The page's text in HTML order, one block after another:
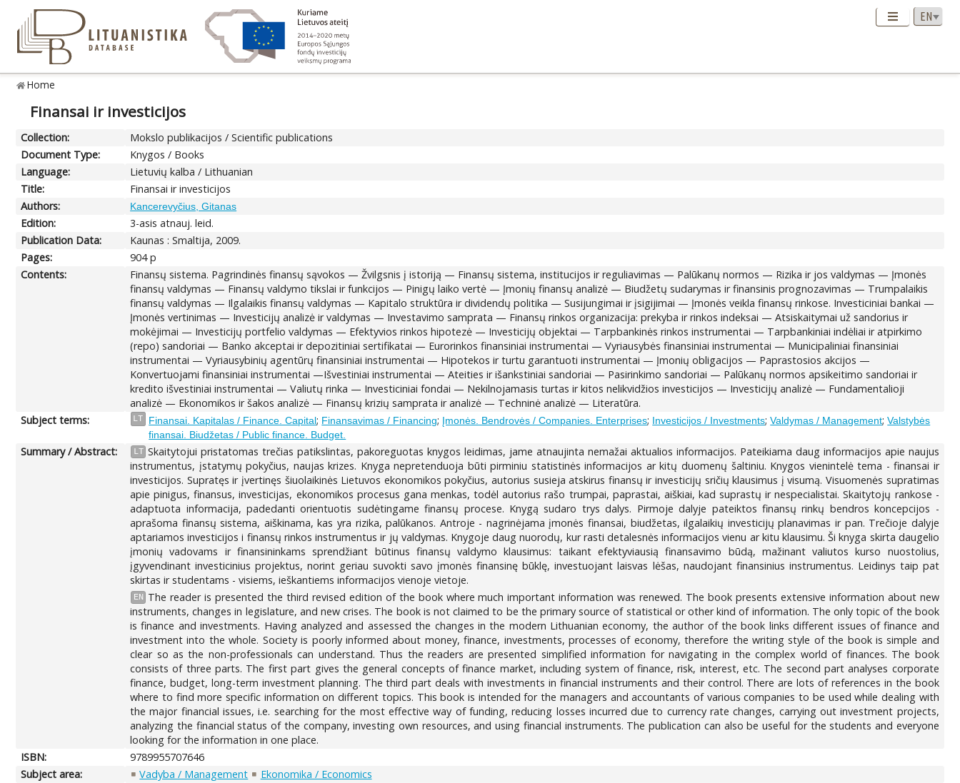
Home
Finansai ir investicijos
Collection:
Mokslo publikacijos / Scientific publications
Document Type:
Knygos / Books
Language:
Lietuvių kalba / Lithuanian
Title:
Finansai ir investicijos
Authors:
Kancerevyčius, Gitanas
Edition:
3-asis atnauj. leid.
Publication Data:
Kaunas : Smaltija, 2009.
Pages:
904 p
Contents:
Finansų sistema. Pagrindinės finansų sąvokos — Žvilgsnis į istoriją — Finansų sistema, institucijos ir reguliavimas — Palūkanų normos — Rizika ir jos valdymas — Įmonės
finansų valdymas — Finansų valdymo tikslai ir funkcijos — Pinigų laiko vertė — Įmonių finansų analizė — Biudžetų sudarymas ir finansinis prognozavimas — Trumpalaikis
finansų valdymas — Ilgalaikis finansų valdymas — Kapitalo struktūra ir dividendų politika — Susijungimai ir įsigijimai — Įmonės veikla finansų rinkose. Investiciniai bankai —
Įmonės vertinimas — Investicijų analizė ir valdymas — Investavimo samprata — Finansų rinkos organizacija: prekyba ir rinkos indeksai — Atsiskaitymai už sandorius ir
mokėjimai — Investicijų portfelio valdymas — Efektyvios rinkos hipotezė — Investicijų objektai — Tarpbankinės rinkos instrumentai — Tarpbankiniai indėliai ir atpirkimo
(repo) sandoriai — Banko akceptai ir depozitiniai sertifikatai — Eurorinkos finansiniai instrumentai — Vyriausybės finansiniai instrumentai — Municipaliniai finansiniai
instrumentai — Vyriausybinių agentūrų finansiniai instrumentai — Hipotekos ir turtu garantuoti instrumentai — Įmonių obligacijos — Paprastosios akcijos —
Konvertuojami finansiniai instrumentai —Išvestiniai instrumentai — Ateities ir išankstiniai sandoriai — Pasirinkimo sandoriai — Palūkanų normos apsikeitimo sandoriai ir
kredito išvestiniai instrumentai — Valiutų rinka — Investiciniai fondai — Nekilnojamasis turtas ir kitos nelikvidžios investicijos — Investicijų analizė — Fundamentalioji
analizė — Ekonomikos ir šakos analizė — Finansų krizių samprata ir analizė — Techninė analizė — Literatūra.
Subject terms:
LT Finansai. Kapitalas / Finance. Capital; Finansavimas / Financing; Įmonės. Bendrovės / Companies. Enterprises; Investicijos / Investments;Valdymas / Management;Valstybės
finansai. Biudžetas / Public finance. Budget.
Summary / Abstract: LT Skaitytojui pristatomas trečias patikslintas, pakoreguotas knygos leidimas, jame atnaujinta nemažai aktualios informacijos. Pateikiama daug informacijos apie naujus
instrumentus, įstatymų pokyčius, naujas krizes. Knyga nepretenduoja būti pirminiu statistinės informacijos ar kitų duomenų šaltiniu. Knygos vienintelė tema - finansai ir
investicijos. Supratęs ir įvertinęs šiuolaikinės Lietuvos ekonomikos pokyčius, autorius susieja atskirus finansų ir investicijų sričių klausimus į visumą. Visuomenės supratimas
apie pinigus, finansus, investicijas, ekonomikos procesus gana menkas, todėl autorius rašo trumpai, paprastai, aiškiai, kad suprastų ir nespecialistai. Skaitytojų rankose -
adaptuota informacija, padedanti orientuotis sudėtingame finansų procese. Knygą sudaro trys dalys. Pirmoje dalyje pateiktos finansų rinkų bendros koncepcijos -
aprašoma finansų sistema, aiškinama, kas yra rizika, palūkanos. Antroje - nagrinėjama įmonės finansai, biudžetas, ilgalaikių investicijų planavimas ir pan. Trečioje dalyje
aptariamos investicijos i finansų rinkos instrumentus ir jų valdymas. Knygoje daug nuorodų, kur rasti detalesnės informacijos vienu ar kitu klausimu. Ši knyga skirta daugelio
įmonių vadovams ir finansininkams sprendžiant būtinus finansų valdymo klausimus: taikant efektyviausią finansavimo būdą, mažinant valiutos kurso nuostolius,
įgyvendinant investicinius projektus, norint geriau suvokti savo įmonės finansinę būklę, investuojant laisvas lėšas, naudojant finansinius instrumentus. Leidinys taip pat
skirtas ir studentams - visiems, ieškantiems informacijos vienoje vietoje.
EN
The reader is presented the third revised edition of the book where much important information was renewed. The book presents extensive information about new
instruments, changes in legislature, and new crises. The book is not claimed to be the primary source of statistical or other kind of information. The only topic of the book
is finance and investments. Having analyzed and assessed the changes in the modern Lithuanian economy, the author of the book links different issues of finance and
investment into the whole. Society is poorly informed about money, finance, investments, processes of economy, therefore the writing style of the book is simple and
clear so as the non-professionals can understand. Thus the readers are presented simplified information for navigating in the complex world of finances. The book
consists of three parts. The first part gives the general concepts of finance market, including system of finance, risk, interest, etc. The second part analyses corporate
finance, budget, long-term investment planning. The third part deals with investments in financial instruments and their control. There are lots of references in the book
where to find more specific information on different topics. This book is intended for the managers and accountants of various companies to be used while dealing with
the major financial issues, i.e. searching for the most effective way of funding, reducing losses incurred due to currency rate changes, carrying out investment projects,
analyzing the financial status of the company, investing own resources, and using financial instruments. The publication can also be useful for the students and everyone
looking for the information in one place.
ISBN:
9789955707646
Subject area:
Vadyba / Management
Ekonomika / Economics